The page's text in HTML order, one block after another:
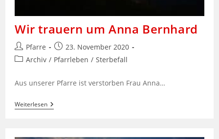
Wir trauern um Anna Bernhard
Beitrags-
Autor:
Pfarre
Beitrag
veröffentlicht:
23. November 2020
Beitrags-
Archiv / Pfarrleben / Sterbefall
Aus unserer Pfarre ist verstorben Frau Anna…
WeiterlesenWir
Trauern
Bernhard